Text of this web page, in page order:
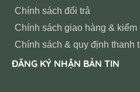
Chính sách đổi trả
Chính sách giao hàng & kiểm
Chính sách & quy định thanh
ĐĂNG KÝ NHẬN BẢN TIN